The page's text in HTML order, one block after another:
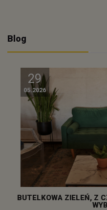
Blog
29
05.2026
BUTELKOWA ZIELEŃ, Z